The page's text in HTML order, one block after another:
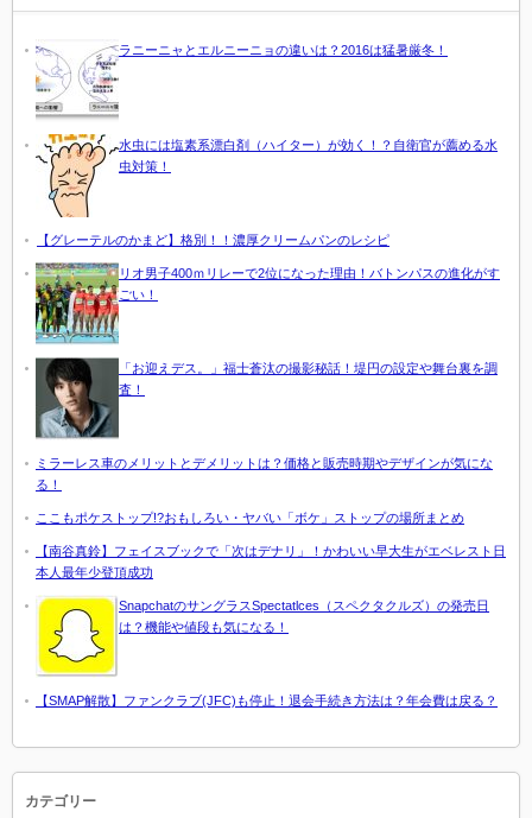
ラニーニャとエルニーニョの違いは？2016は猛暑厳冬！
水虫には塩素系漂白剤（ハイター）が効く！？自衛官が薦める水
虫対策！
【グレーテルのかまど】格別！！濃厚クリームパンのレシピ
リオ男子400ｍリレーで2位になった理由！バトンパスの進化がす
ごい！
「お迎えデス。」福士蒼汰の撮影秘話！堤円の設定や舞台裏を調
査！
ミラーレス車のメリットとデメリットは？価格と販売時期やデザインが気にな
る！
ここもポケストップ!?おもしろい・ヤバい「ボケ」ストップの場所まとめ
【南谷真鈴】フェイスブックで「次はデナリ」！かわいい早大生がエベレスト日
本人最年少登頂成功
SnapchatのサングラスSpectatlces（スペクタクルズ）の発売日
は？機能や値段も気になる！
【SMAP解散】ファンクラブ(JFC)も停止！退会手続き方法は？年会費は戻る？
カテゴリー